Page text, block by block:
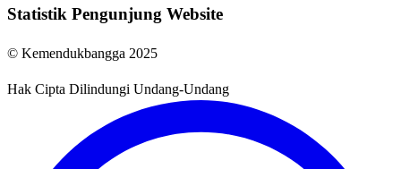
Statistik Pengunjung Website
© Kemendukbangga 2025
Hak Cipta Dilindungi Undang-Undang